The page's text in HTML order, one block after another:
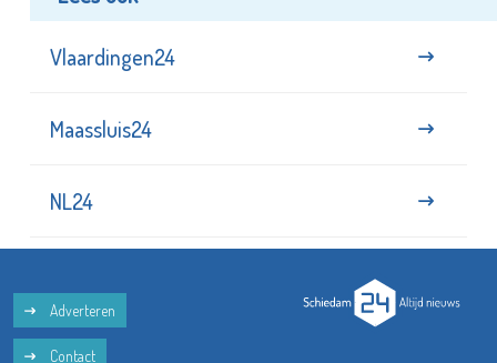
Vlaardingen24
Maassluis24
NL24
Adverteren
Contact